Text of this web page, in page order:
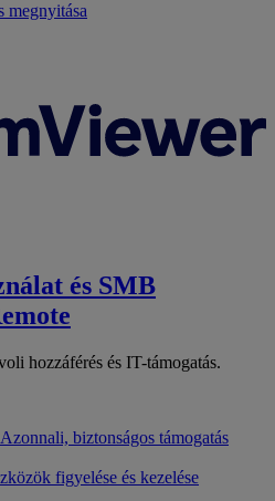
megnyitása
és SMB
hozzáférés és IT-támogatás.
Azonnali, biztonságos támogatás
figyelése és kezelése